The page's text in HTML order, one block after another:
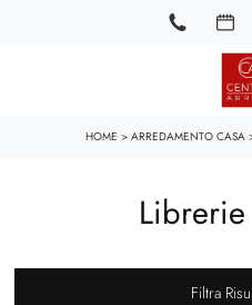
HOME > ARREDAMENTO CASA
Filtra